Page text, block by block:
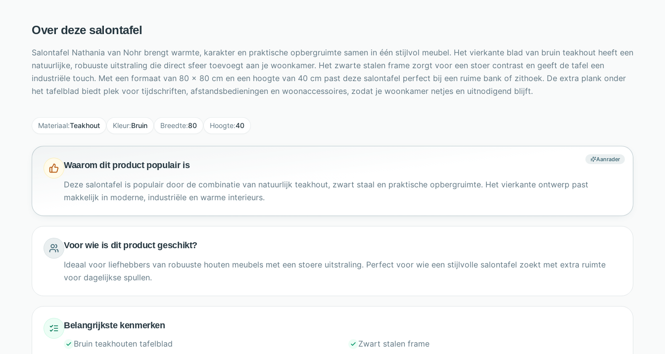
Over deze salontafel
Salontafel Nathania van Nohr brengt warmte, karakter en praktische opbergruimte samen in één stijlvol meubel. Het vierkante blad van bruin teakhout heeft een
natuurlijke, robuuste uitstraling die direct sfeer toevoegt aan je woonkamer. Het zwarte stalen frame zorgt voor een stoer contrast en geeft de tafel een
industriële touch. Met een formaat van 80 x 80 cm en een hoogte van 40 cm past deze salontafel perfect bij een ruime bank of zithoek. De extra plank onder
het tafelblad biedt plek voor tijdschriften, afstandsbedieningen en woonaccessoires, zodat je woonkamer netjes en uitnodigend blijft.
Materiaal:Teakhout Kleur:Bruin Breedte:80 Hoogte:40
Aanrader
Waarom dit product populair is
Deze salontafel is populair door de combinatie van natuurlijk teakhout, zwart staal en praktische opbergruimte. Het vierkante ontwerp past
makkelijk in moderne, industriële en warme interieurs.
Voor wie is dit product geschikt?
Ideaal voor liefhebbers van robuuste houten meubels met een stoere uitstraling. Perfect voor wie een stijlvolle salontafel zoekt met extra ruimte
voor dagelijkse spullen.
Belangrijkste kenmerken
Bruin teakhouten tafelblad
Zwart stalen frame